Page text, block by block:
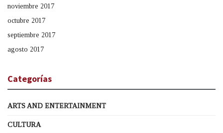
noviembre 2017
octubre 2017
septiembre 2017
agosto 2017
Categorías
ARTS AND ENTERTAINMENT
CULTURA